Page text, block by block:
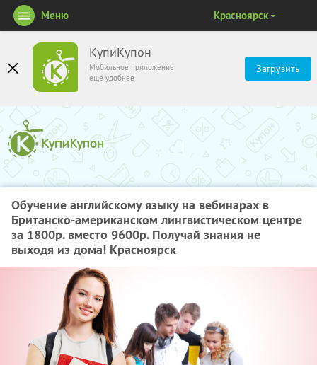
КупиКупон
Мобильное приложение
ещё удобнее
Загрузить
Меню Красноярск
Обучение английскому языку на вебинарах в
Британско-американском лингвистическом центре
за 1800р. вместо 9600р. Получай знания не
выходя из дома! Красноярск